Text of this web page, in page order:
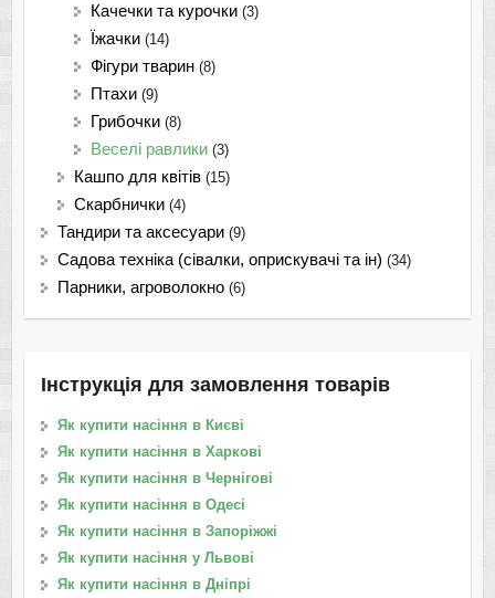
Качечки та курочки (3)
Їжачки (14)
Фігури тварин (8)
Птахи (9)
Грибочки (8)
Веселі равлики (3)
Кашпо для квітів (15)
Скарбнички (4)
Тандири та аксесуари (9)
Садова техніка (сівалки, оприскувачі та ін) (34)
Парники, агроволокно (6)
Інструкція для замовлення товарів
Як купити насіння в Києві
Як купити насіння в Харкові
Як купити насіння в Чернігові
Як купити насіння в Одесі
Як купити насіння в Запоріжжі
Як купити насіння у Львові
Як купити насіння в Дніпрі